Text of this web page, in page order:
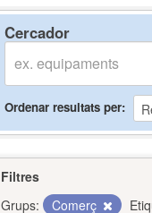
Cercador
Ordenar resultats per
Filtres
Grups:
Comerç